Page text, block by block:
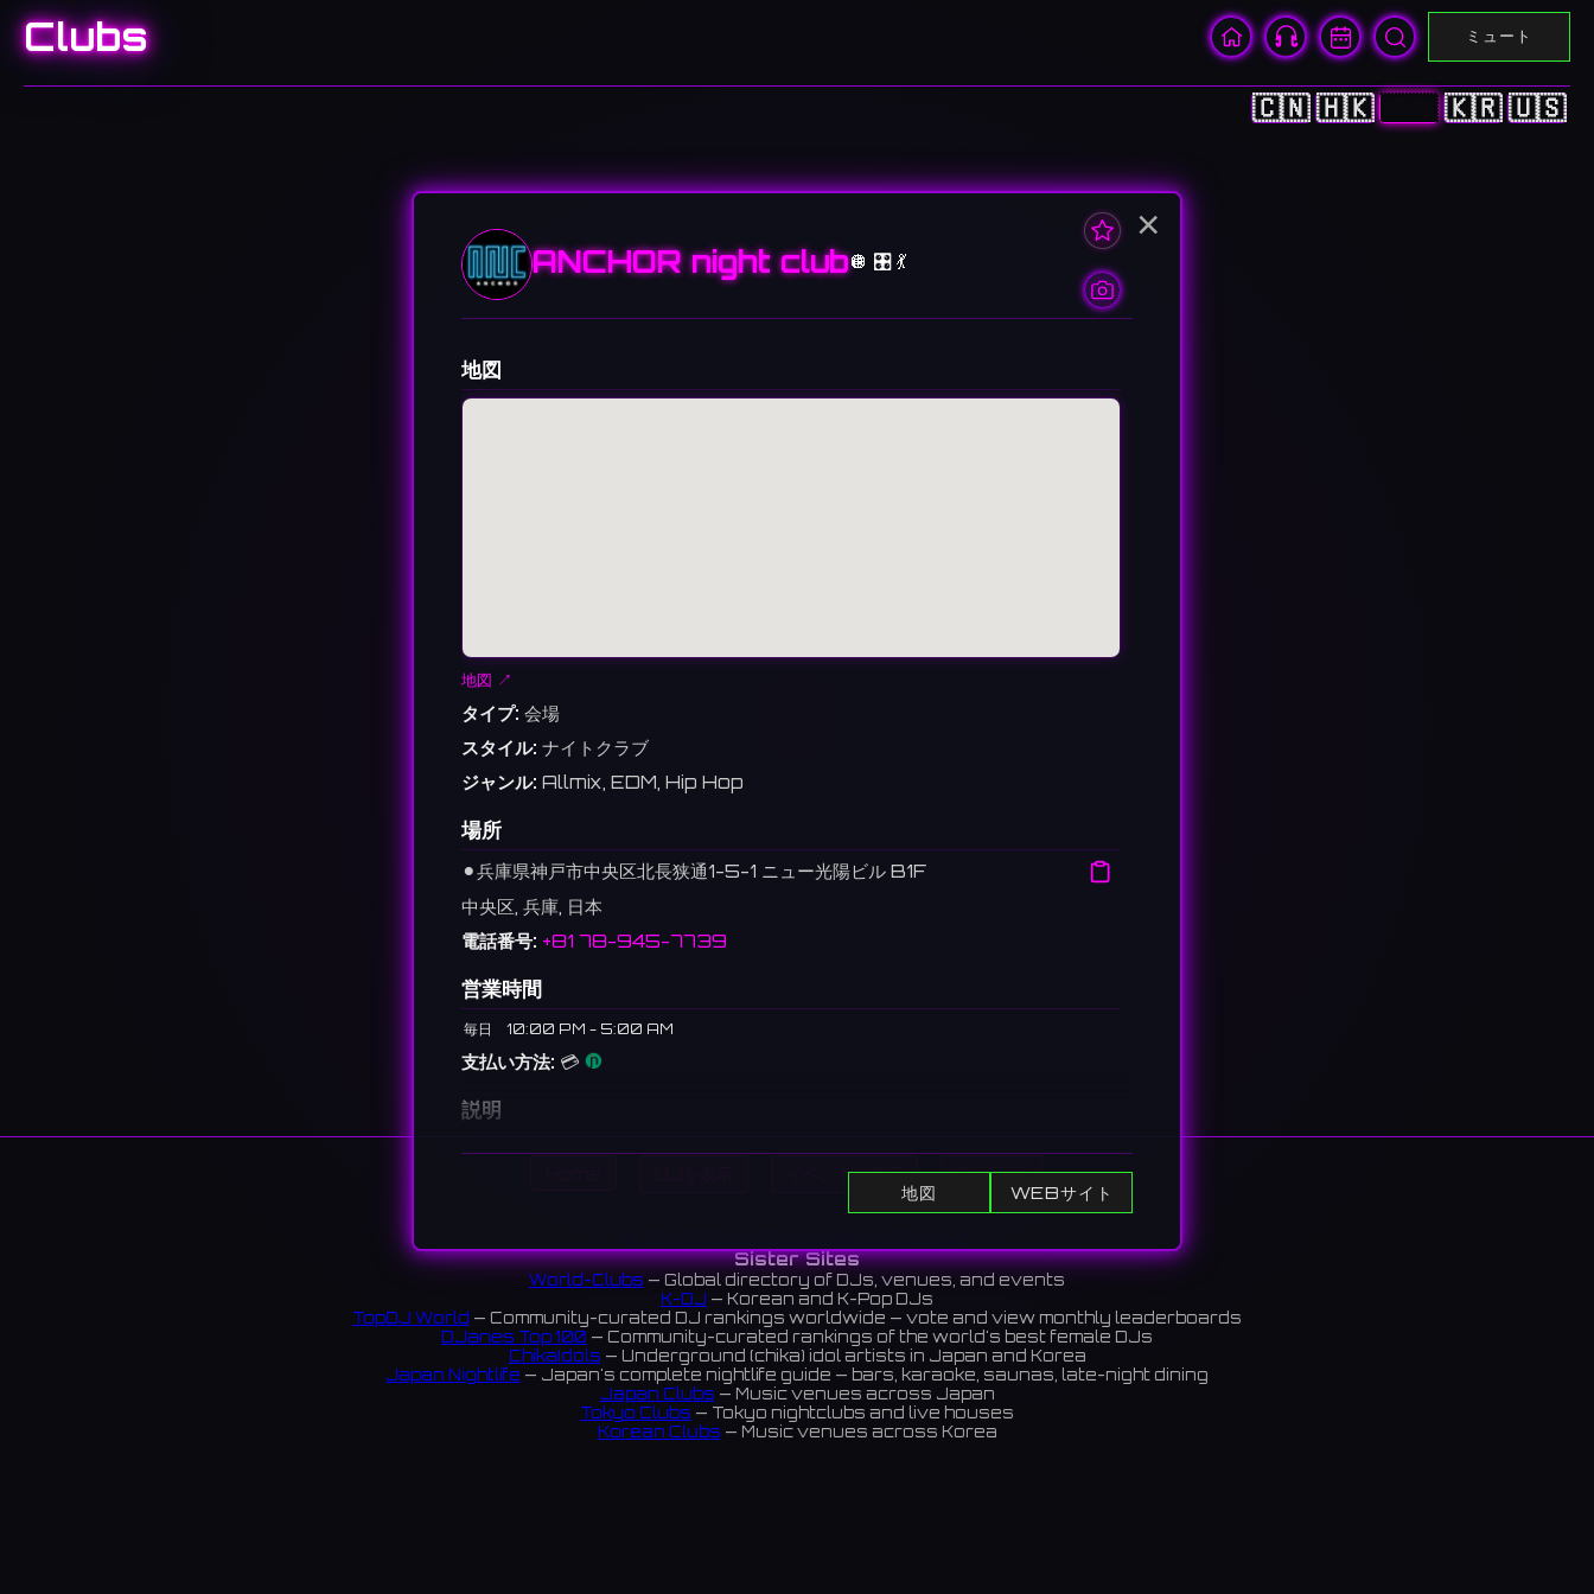
Clubs ミュート
🇨🇳 🇭🇰 🇯🇵 🇰🇷 🇺🇸
イベントを表示 Search
Sister Sites
World-Clubs — Global directory of DJs, venues, and events
K-DJ — Korean and K-Pop DJs
TopDJ World — Community-curated DJ rankings worldwide — vote and view monthly leaderboards
DJanes Top 100 — Community-curated rankings of the world's best female DJs
ChikaIdols — Underground (chika) idol artists in Japan and Korea
Japan Nightlife — Japan's complete nightlife guide — bars, karaoke, saunas, late-night dining
Japan Clubs — Music venues across Japan
Tokyo Clubs — Tokyo nightclubs and live houses
Korean Clubs — Music venues across Korea
×
ANCHOR night club🪩 🎛️ 💃
地図
地図 ↗
タイプ: 会場
スタイル: ナイトクラブ
ジャンル: Allmix, EDM, Hip Hop
場所
⚫︎兵庫県神戸市中央区北長狭通1-5-1 ニュー光陽ビル B1F
中央区, 兵庫, 日本
電話番号: +81 78-945-7739
営業時間
毎日 10:00 PM - 5:00 AM
支払い方法: 💳
説明
神戸三宮のナイトクラブ。週末は多くの人で賑わいます。
instagram
地図 WEBサイト